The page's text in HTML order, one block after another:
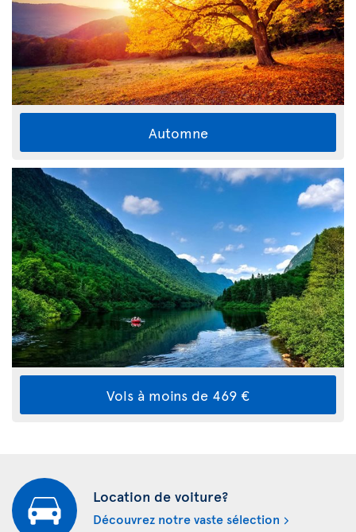
Automne
Vols à moins de 469 €
Location de voiture?
Découvrez notre vaste sélection